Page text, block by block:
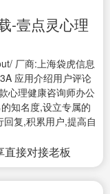
-壹点灵心理
厂商:上海袋虎信息
应用介绍用户评论
心理健康咨询师办公
知名度,设立专属的
复,积累用户,提高自
直接对接老板